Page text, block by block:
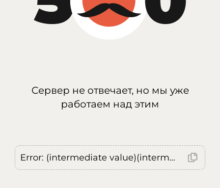
Сервер не отвечает, но мы уже
работаем над этим
Error: (intermediate value)(intermediate value)(intermediate value).replaceAll is not a function